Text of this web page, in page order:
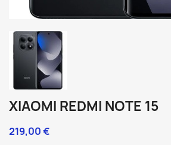
XIAOMI REDMI NOTE 15
219,00 €